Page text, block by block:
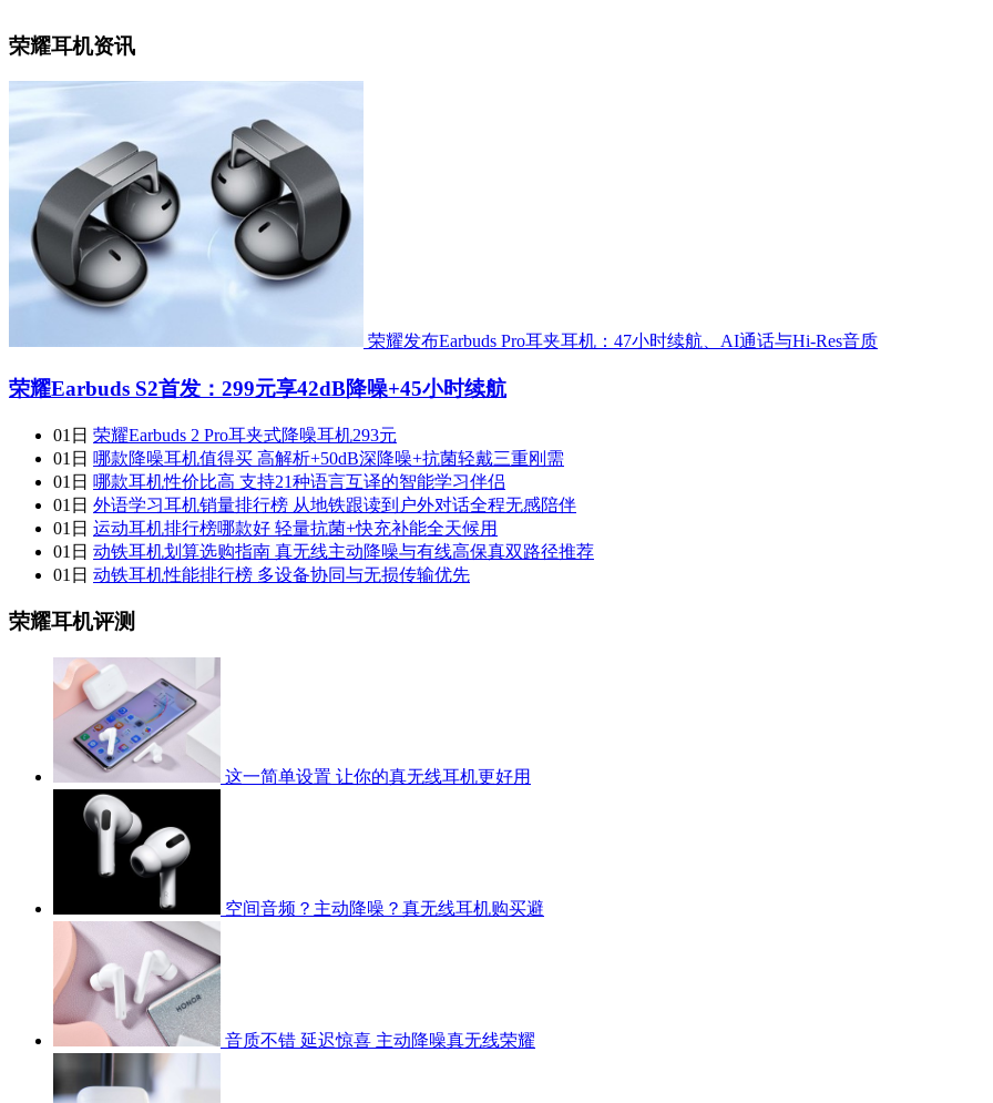
荣耀耳机资讯
荣耀发布Earbuds Pro耳夹耳机：47小时续航、AI通话与Hi-Res音质
荣耀Earbuds S2首发：299元享42dB降噪+45小时续航
01日 荣耀Earbuds 2 Pro耳夹式降噪耳机293元
01日 哪款降噪耳机值得买 高解析+50dB深降噪+抗菌轻戴三重刚需
01日 哪款耳机性价比高 支持21种语言互译的智能学习伴侣
01日 外语学习耳机销量排行榜 从地铁跟读到户外对话全程无感陪伴
01日 运动耳机排行榜哪款好 轻量抗菌+快充补能全天候用
01日 动铁耳机划算选购指南 真无线主动降噪与有线高保真双路径推荐
01日 动铁耳机性能排行榜 多设备协同与无损传输优先
荣耀耳机评测
这一简单设置 让你的真无线耳机更好用
空间音频？主动降噪？真无线耳机购买避
音质不错 延迟惊喜 主动降噪真无线荣耀